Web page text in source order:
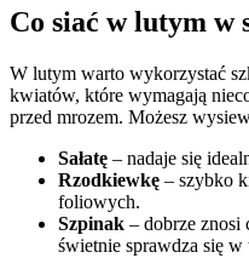
Co siać w lutym w
W lutym warto wykorzystać
kwiatów, które wymagają
przed mrozem. Możesz
Sałatę – nadaje się
Rzodkiewkę – szybko
foliowych.
Szpinak – dobrze znosi
świetnie sprawdza się